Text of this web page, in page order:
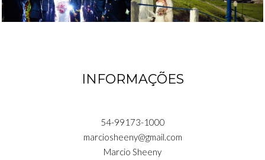
INFORMAÇÕES
54-99173-1000
marciosheeny@gmail.com
Marcio Sheeny